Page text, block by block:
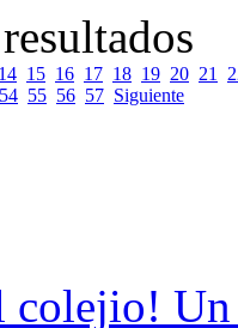
14 15 16 17 18 19 20 21
54 55 56 57 Siguiente
colejio!